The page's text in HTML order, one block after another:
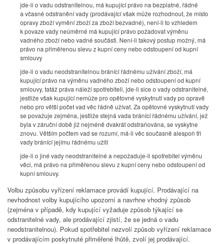
jde-li o vadu odstranitelnou, má kupující právo na bezplatné, řádné
a včasné odstranění vady (prodávající však může rozhodnout, že místo
opravy zboží vymění zboží za zboží bezvadné), není-li to vzhledem
k povaze vady neúměrné má kupující právo požadovat výměnu
vadného zboží nebo vadné součásti. Není-li takový postup možný, má
právo na přiměřenou slevu z kupní ceny nebo odstoupení od kupní
smlouvy
jde-li o vadu neodstranitelnou bránící řádnému užívání zboží, má
kupující právo na výměnu vadného zboží nebo odstoupení od kupní
smlouvy, tatáž práva náleží spotřebiteli, jde-li sice o vady odstranitelné,
jestliže však kupující nemůže pro opětovné vyskytnutí vady po opravě
nebo pro větší počet vad věc řádně užívat. Za opětovné vyskytnutí vady
se považuje zejména, jestliže stejná vada bránící řádnému užívání, jež
byla v záruční době již nejméně dvakrát odstraňována, se vyskytne
znovu. Větším počtem vad se rozumí, má-li věc současně alespoň tři
vady bránící jejímu řádnému užití
jde-li o jiné vady neodstranitelné a nepožaduje-li spotřebitel výměnu
věci, má právo na přiměřenou slevu z kupní ceny nebo odstoupení od
kupní smlouvy.
Volbu způsobu vyřízení reklamace provádí kupující. Prodávající na
nevhodnost volby kupujícího upozorní a navrhne vhodný způsob
(zejména v případě, kdy kupující vyžaduje způsob týkající se
odstranitelné vady, ale prodávající zjistí, že se jedná o vadu
neodstranitelnou). Pokud spotřebitel nezvolí způsob vyřízení reklamace
v prodávajícím poskytnuté přiměřené lhůtě, zvolí jej prodávající.